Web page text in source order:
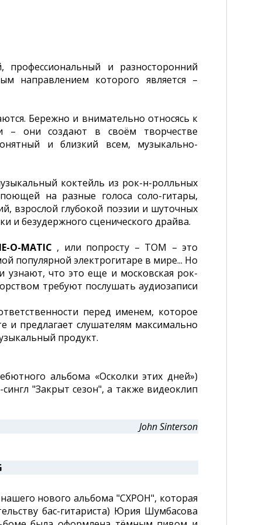
и разносторонний
направлением которого является –
Бережно и внимательно относясь к
– они создают в своём творчестве
и близкий всем, музыкально-
коктейль из рок-н-ролльных
на разные голоса соло-гитары,
взрослой глубокой поэзии и шуточных
и безудержного сценического драйва.
O-MATIC , или попросту – TOM – это
популярной электрогитаре в мире... Но
узнают, что это еще и московская рок-
требуют послушать аудиозаписи
перед именем, которое
и предлагает слушателям максимально
продукт.
альбома «Осколки этих дней»)
"Закрыт сезон", а также видеоклип
John Sinterson
нового альбома "СХРОН", которая
бас-гитариста) Юрия Шумбасова